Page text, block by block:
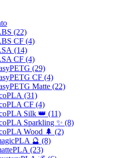
(22)
CF (4)
(14)
CF (4)
(29)
CF (4)
Matte (22)
(31)
CF (4)
Silk 👑 (11)
Sparkling ✨ (8)
Wood 🌲 (2)
🔮 (8)
(23)